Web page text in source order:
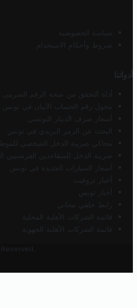
سياسة الخصوصية
شروط وأحكام الاستخدام
أدواتنا
أداة التحقق من صحة الرقم الضريبي
محول رقم الحساب الآيبان في تونس
أسعار صرف الدينار التونسي
البحث عن الرمز البريدي في تونس
محاكي ضريبة الدخل الشخصي
ضريبة الدخل للمتقاعدين الفرنسيين
أسعار السيارات الجديدة في تونس
أخبار تروفيت
أخبار تونس
رابط خلفي مجاني
قائمة الشركات الأهلية المحلية
قائمة الشركات الأهلية الجهوية